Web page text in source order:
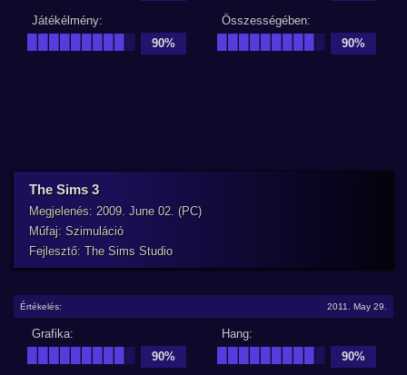
Játékélmény:
90%
Összességében:
90%
The Sims 3
Megjelenés: 2009. June 02. (PC)
Műfaj: Szimuláció
Fejlesztő: The Sims Studio
Értékelés: 2011. May 29.
Grafika:
90%
Hang:
90%